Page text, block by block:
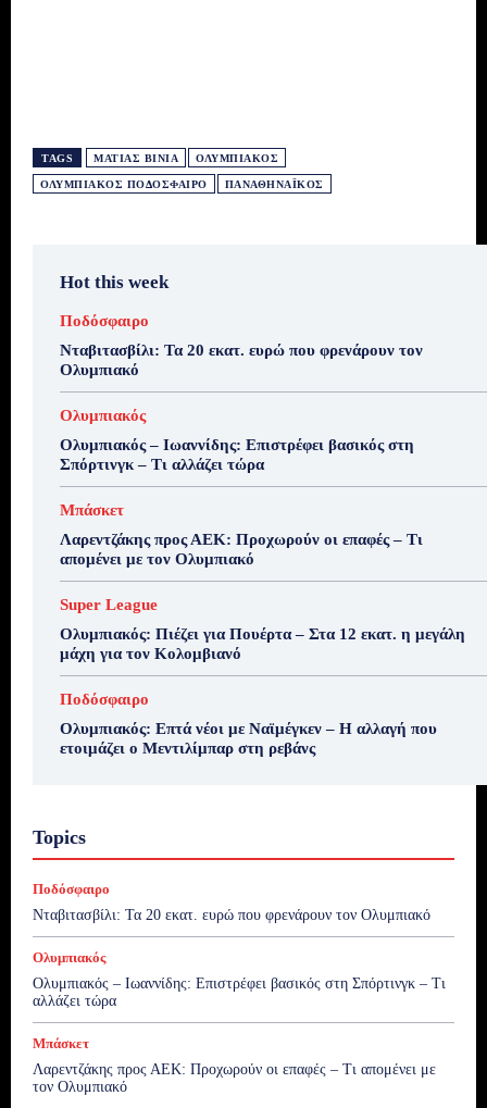
TAGS ΜΑΤΊΑΣ ΒΊΝΙΑ ΟΛΥΜΠΙΑΚΌΣ
ΟΛΥΜΠΙΑΚΌΣ ΠΟΔΌΣΦΑΙΡΟ ΠΑΝΑΘΗΝΑΪΚΌΣ
Hot this week
Ποδόσφαιρο
Νταβιτασβίλι: Τα 20 εκατ. ευρώ που φρενάρουν τον
Ολυμπιακό
Ολυμπιακός
Ολυμπιακός – Ιωαννίδης: Επιστρέφει βασικός στη
Σπόρτινγκ – Τι αλλάζει τώρα
Μπάσκετ
Λαρεντζάκης προς ΑΕΚ: Προχωρούν οι επαφές – Τι
απομένει με τον Ολυμπιακό
Super League
Ολυμπιακός: Πιέζει για Πουέρτα – Στα 12 εκατ. η μεγάλη
μάχη για τον Κολομβιανό
Ποδόσφαιρο
Ολυμπιακός: Επτά νέοι με Ναϊμέγκεν – Η αλλαγή που
ετοιμάζει ο Μεντιλίμπαρ στη ρεβάνς
Topics
Ποδόσφαιρο
Νταβιτασβίλι: Τα 20 εκατ. ευρώ που φρενάρουν τον Ολυμπιακό
Ολυμπιακός
Ολυμπιακός – Ιωαννίδης: Επιστρέφει βασικός στη Σπόρτινγκ – Τι
αλλάζει τώρα
Μπάσκετ
Λαρεντζάκης προς ΑΕΚ: Προχωρούν οι επαφές – Τι απομένει με
τον Ολυμπιακό